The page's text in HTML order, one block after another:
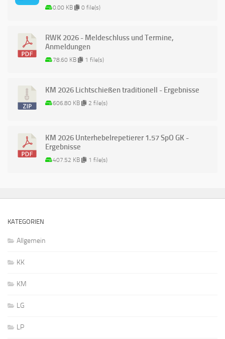
0.00 KB 0 file(s)
RWK 2026 - Meldeschluss und Termine,
Anmeldungen
78.60 KB 1 file(s)
KM 2026 Lichtschießen traditionell - Ergebnisse
606.80 KB 2 file(s)
KM 2026 Unterhebelrepetierer 1.57 SpO GK -
Ergebnisse
407.52 KB 1 file(s)
KATEGORIEN
Allgemein
KK
KM
LG
LP